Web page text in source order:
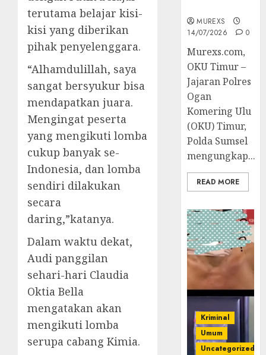
terutama belajar kisi-
kisi yang diberikan
pihak penyelenggara.
“Alhamdulillah, saya
sangat bersyukur bisa
mendapatkan juara.
Mengingat peserta
yang mengikuti lomba
cukup banyak se-
Indonesia, dan lomba
sendiri dilakukan
secara
daring,”katanya.
Dalam waktu dekat,
Audi panggilan
sehari-hari Claudia
Oktia Bella
mengatakan akan
mengikuti lomba
serupa cabang Kimia.
MUREXS
14/07/2026
0
Murexs.com,
OKU Timur –
Jajaran Polres
Ogan
Komering Ulu
(OKU) Timur,
Polda Sumsel
mengungkap...
READ MORE
Kriminal
Umum
Uncategorized